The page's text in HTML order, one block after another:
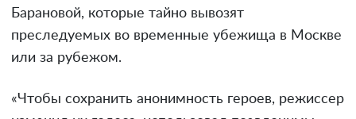
Барановой, которые тайно вывозят
преследуемых во временные убежища в Москве
или за рубежом.
«Чтобы сохранить анонимность героев, режиссер